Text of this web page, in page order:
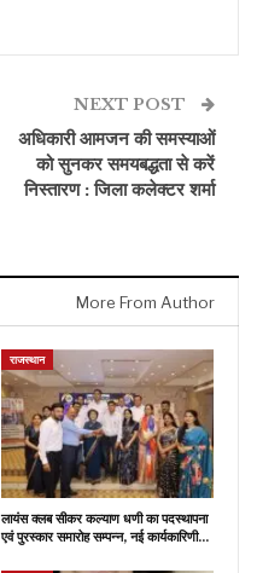
NEXT POST
अधिकारी आमजन की समस्याओं
को सुनकर समयबद्धता से करें
निस्तारण : जिला कलेक्टर शर्मा
More From Author
राजस्थान
लायंस क्लब सीकर कल्याण धणी का पदस्थापना
एवं पुरस्कार समारोह सम्पन्न, नई कार्यकारिणी…